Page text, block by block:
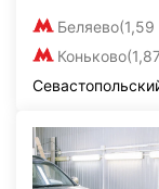
Беляево
Коньково